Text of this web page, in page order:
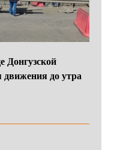
Донгузской
до утра